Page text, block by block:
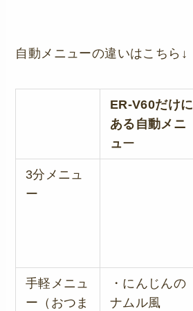
自動メニューの違いはこちら↓
ER-V60だけに
ある自動メニ
ュー
3分メニュ
ー
手軽メニュ
ー（おつま
・にんじんの
ナムル風